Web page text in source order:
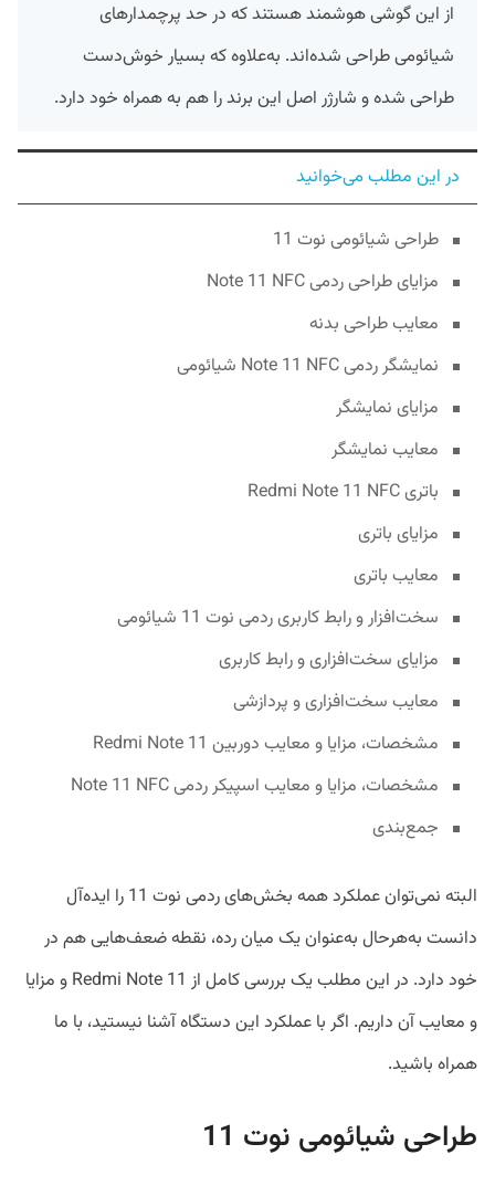
از این گوشی هوشمند هستند که در حد پرچمدارهای
شیائومی طراحی شده‌اند. به‌علاوه که بسیار خوش‌دست
طراحی شده و شارژر اصل این برند را هم به همراه خود دارد.
در این مطلب می‌خوانید
طراحی شیائومی نوت 11
مزایای طراحی ردمی Note 11 NFC
معایب طراحی بدنه
نمایشگر ردمی Note 11 NFC شیائومی
مزایای نمایشگر
معایب نمایشگر
باتری Redmi Note 11 NFC
مزایای باتری
معایب باتری
سخت‌افزار و رابط کاربری ردمی نوت 11 شیائومی
مزایای سخت‌افزاری و رابط کاربری
معایب سخت‌افزاری و پردازشی
مشخصات، مزایا و معایب دوربین Redmi Note 11
مشخصات، مزایا و معایب اسپیکر ردمی Note 11 NFC
جمع‌بندی
البته نمی‌توان عملکرد همه بخش‌های ردمی نوت 11 را ایده‌آل
دانست به‌هرحال به‌عنوان یک میان رده، نقطه ضعف‌هایی هم در
خود دارد. در این مطلب یک بررسی کامل از Redmi Note 11 و مزایا
و معایب آن داریم. اگر با عملکرد این دستگاه آشنا نیستید، با ما
همراه باشید.
طراحی شیائومی نوت 11